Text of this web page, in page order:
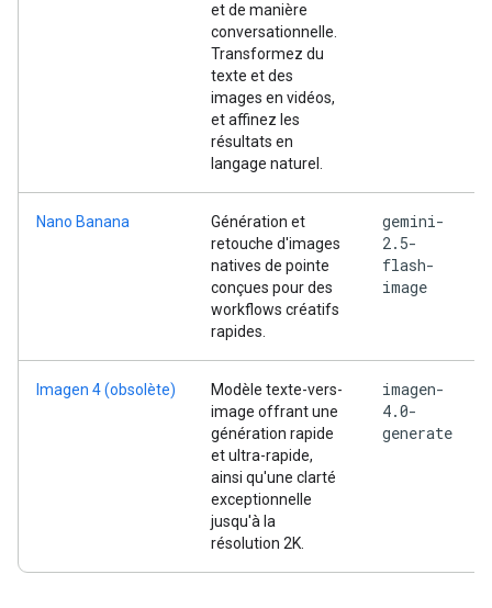
et de manière
conversationnelle.
Transformez du
texte et des
images en vidéos,
et affinez les
résultats en
langage naturel.
Nano Banana
Génération et
retouche d'images
natives de pointe
conçues pour des
workflows créatifs
rapides.
gemini-
2.5-
flash-
image
Imagen 4 (obsolète)
Modèle texte-vers-
image offrant une
génération rapide
et ultra-rapide,
ainsi qu'une clarté
exceptionnelle
jusqu'à la
résolution 2K.
imagen-
4.0-
generate